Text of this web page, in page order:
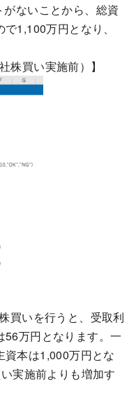
ないことから、総資
1,100万円となり、
株買い実施前）】
買いを行うと、受取利
万円となります。一
資本は1,000万円とな
実施前よりも増加す